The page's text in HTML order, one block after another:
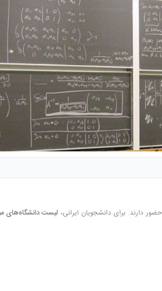
لیست دانشگاه‌های